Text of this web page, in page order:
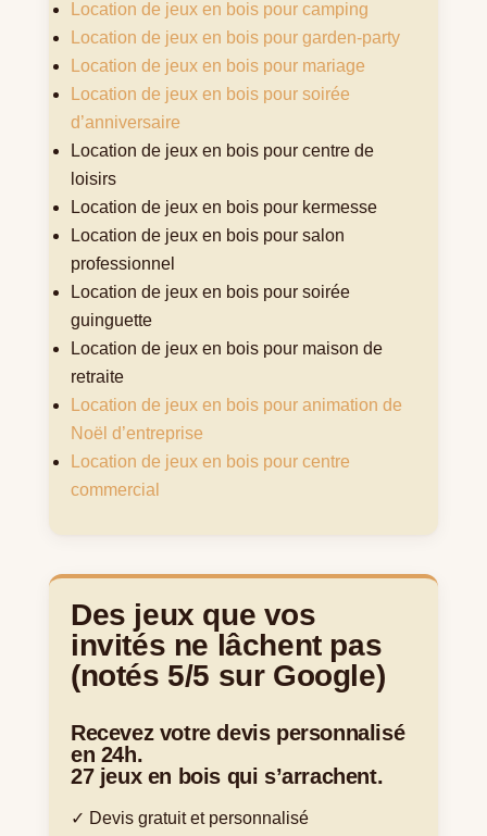
Location de jeux en bois pour camping
Location de jeux en bois pour garden-party
Location de jeux en bois pour mariage
Location de jeux en bois pour soirée
d’anniversaire
Location de jeux en bois pour centre de
loisirs
Location de jeux en bois pour kermesse
Location de jeux en bois pour salon
professionnel
Location de jeux en bois pour soirée
guinguette
Location de jeux en bois pour maison de
retraite
Location de jeux en bois pour animation de
Noël d’entreprise
Location de jeux en bois pour centre
commercial
Des jeux que vos
invités ne lâchent pas
(notés 5/5 sur Google)
Recevez votre devis personnalisé
en 24h.
27 jeux en bois qui s’arrachent.
✓ Devis gratuit et personnalisé